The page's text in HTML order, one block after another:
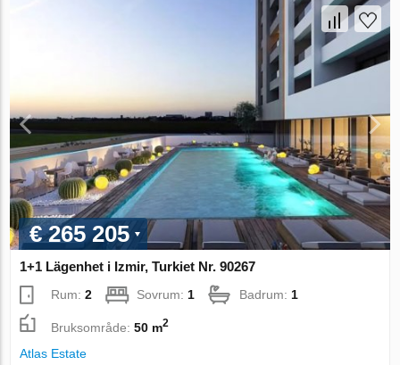
€ 265 205
1+1 Lägenhet i Izmir, Turkiet Nr. 90267
Rum:2 Sovrum: 1 Badrum: 1
Bruksområde:50 m2
Atlas Estate